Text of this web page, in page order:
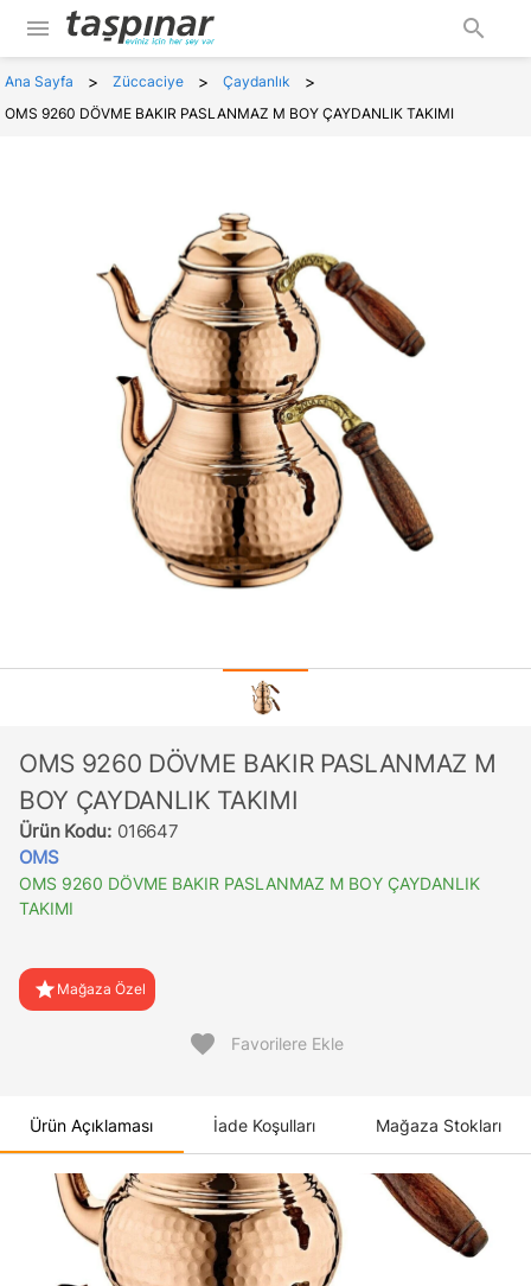
menu search
Ana Sayfa > Züccaciye > Çaydanlık >
OMS 9260 DÖVME BAKIR PASLANMAZ M BOY ÇAYDANLIK TAKIMI
OMS 9260 DÖVME BAKIR PASLANMAZ M
BOY ÇAYDANLIK TAKIMI
Ürün Kodu: 016647
OMS
OMS 9260 DÖVME BAKIR PASLANMAZ M BOY ÇAYDANLIK
TAKIMI
star Mağaza Özel
favorite Favorilere Ekle
Ürün Açıklaması İade Koşulları Mağaza Stokları